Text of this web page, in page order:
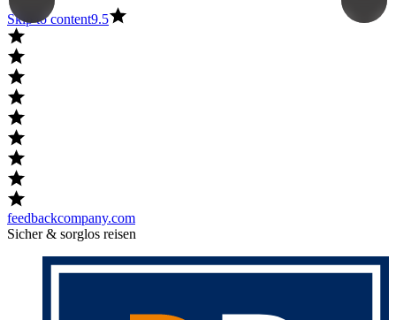
Skip to content9.5
feedbackcompany.com
Sicher & sorglos reisen